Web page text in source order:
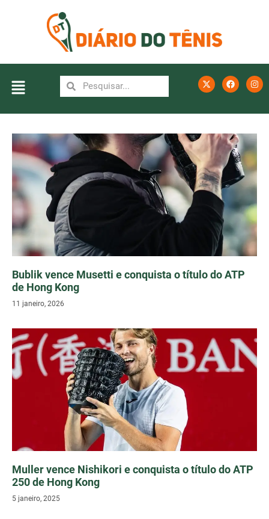
Bublik vence Musetti e conquista o título do ATP
de Hong Kong
11 janeiro, 2026
Muller vence Nishikori e conquista o título do ATP
250 de Hong Kong
5 janeiro, 2025